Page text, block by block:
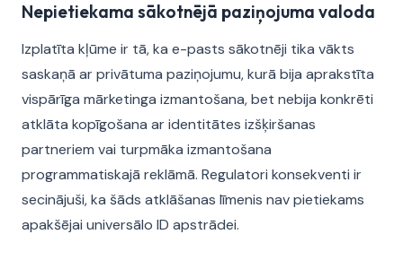
Nepietiekama sākotnējā paziņojuma valoda
Izplatīta kļūme ir tā, ka e-pasts sākotnēji tika vākts
saskaņā ar privātuma paziņojumu, kurā bija aprakstīta
vispārīga mārketinga izmantošana, bet nebija konkrēti
atklāta kopīgošana ar identitātes izšķiršanas
partneriem vai turpmāka izmantošana
programmatiskajā reklāmā. Regulatori konsekventi ir
secinājuši, ka šāds atklāšanas līmenis nav pietiekams
apakšējai universālo ID apstrādei.